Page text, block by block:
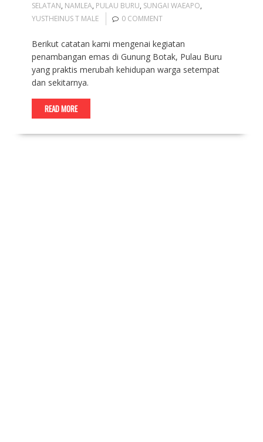
SELATAN, NAMLEA, PULAU BURU, SUNGAI WAEAPO,
YUSTHEINUS T MALE
0 COMMENT
Berikut catatan kami mengenai kegiatan
penambangan emas di Gunung Botak, Pulau Buru
yang praktis merubah kehidupan warga setempat
dan sekitarnya.
READ MORE